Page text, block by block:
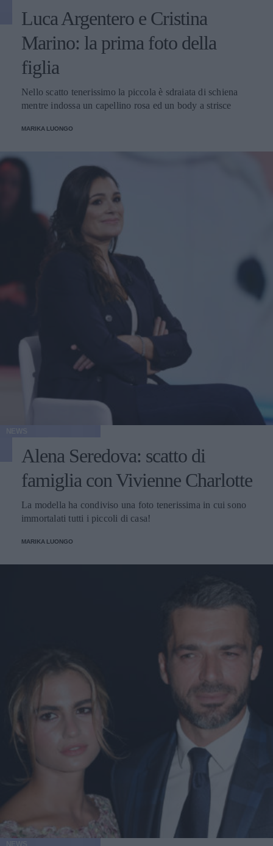
Luca Argentero e Cristina
Marino: la prima foto della
figlia
Nello scatto tenerissimo la piccola è sdraiata di schiena
mentre indossa un capellino rosa ed un body a strisce
MARIKA LUONGO
Alena Seredova: scatto di
famiglia con Vivienne Charlotte
La modella ha condiviso una foto tenerissima in cui sono
immortalati tutti i piccoli di casa!
MARIKA LUONGO